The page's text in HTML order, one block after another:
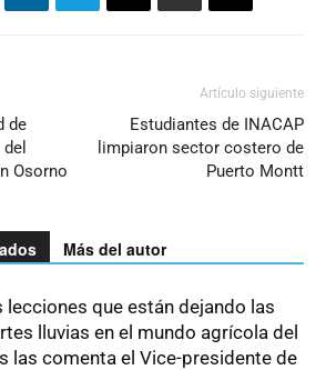
de
Osorno
Artículo siguiente
Estudiantes de INACAP
limpiaron sector costero de
Puerto Montt
Más del autor
lecciones que están dejando las
lluvias en el mundo agrícola del
las comenta el Vice-presidente de